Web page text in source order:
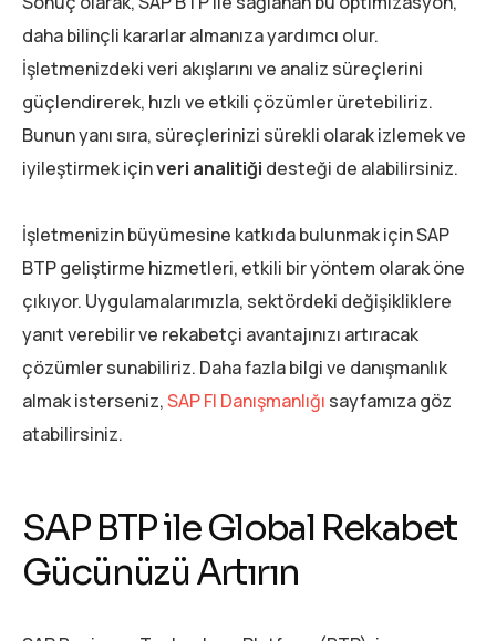
daha bilinçli kararlar almanıza yardımcı olur.
İşletmenizdeki veri akışlarını ve analiz süreçlerini
güçlendirerek, hızlı ve etkili çözümler üretebiliriz.
Bunun yanı sıra, süreçlerinizi sürekli olarak izlemek ve
iyileştirmek içinveri analitiği desteği de alabilirsiniz.
İşletmenizin büyümesine katkıda bulunmak için SAP
BTP geliştirme hizmetleri, etkili bir yöntem olarak öne
çıkıyor. Uygulamalarımızla, sektördeki değişikliklere
yanıt verebilir ve rekabetçi avantajınızı artıracak
çözümler sunabiliriz. Daha fazla bilgi ve danışmanlık
almak isterseniz,SAP FI Danışmanlığı sayfamıza göz
atabilirsiniz.
SAP BTP ile Global Rekabet
Gücünüzü Artırın